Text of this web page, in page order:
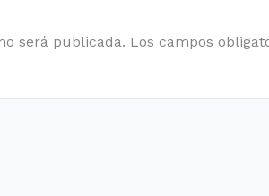
será publicada. Los campos